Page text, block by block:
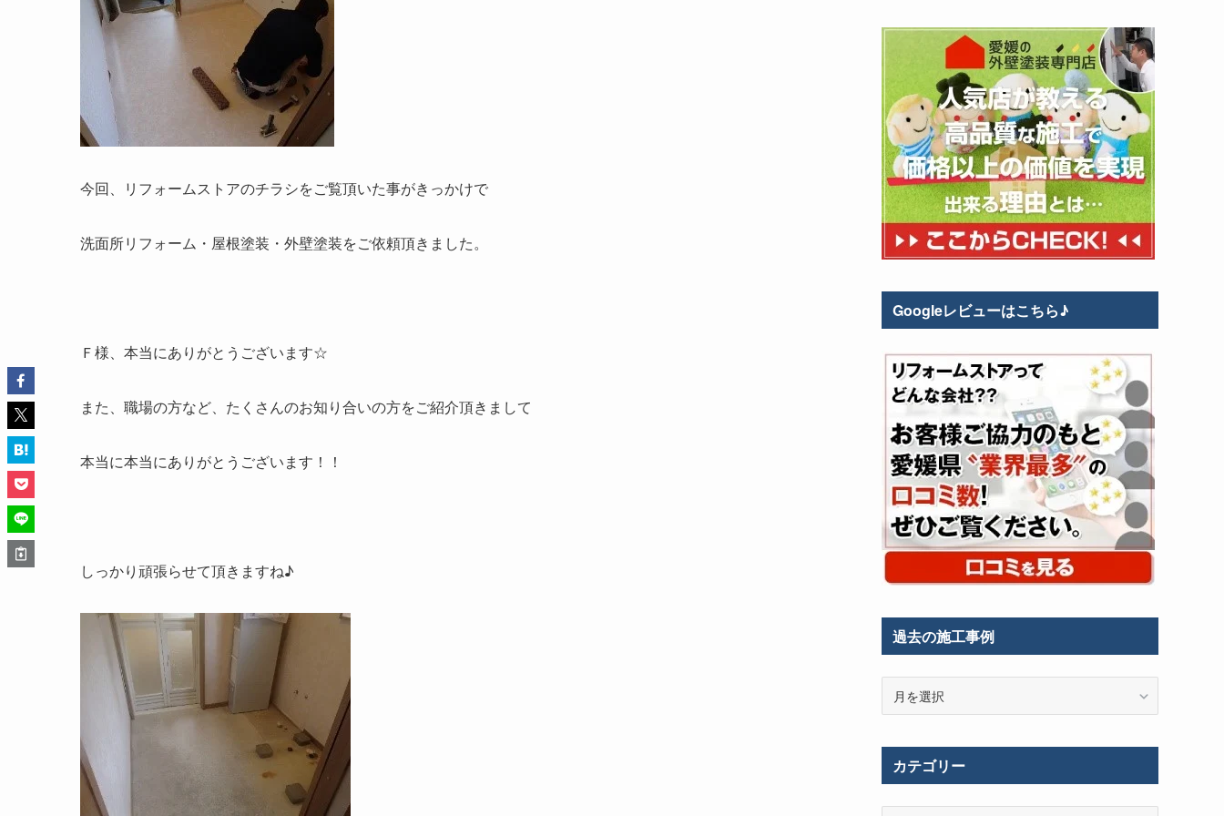
今回、リフォームストアのチラシをご覧頂いた事がきっかけで
洗面所リフォーム・屋根塗装・外壁塗装をご依頼頂きました。
Ｆ様、本当にありがとうございます☆
また、職場の方など、たくさんのお知り合いの方をご紹介頂きまして
本当に本当にありがとうございます！！
しっかり頑張らせて頂きますね♪
Googleレビューはこちら♪
過去の施工事例
施
事
例
カテゴリー